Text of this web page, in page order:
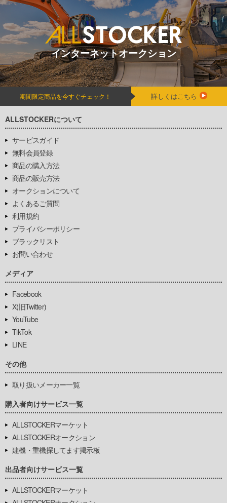
インターネットオークション
期間限定商品を今すぐチェック！ 詳しくはこちら
ALLSTOCKERについて
サービスガイド
無料会員登録
商品の購入方法
商品の販売方法
オークションについて
よくあるご質問
利用規約
プライバシーポリシー
ブラックリスト
お問い合わせ
メディア
Facebook
X(旧Twitter)
YouTube
TikTok
LINE
その他
取り扱いメーカー一覧
購入者向けサービス一覧
ALLSTOCKERマーケット
ALLSTOCKERオークション
建機・重機探してます掲示板
出品者向けサービス一覧
ALLSTOCKERマーケット